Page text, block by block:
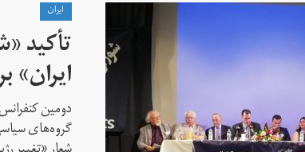
ايران
تأکید
ایران»
دومین